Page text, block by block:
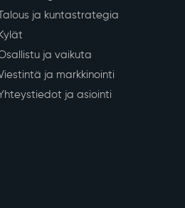
Talous ja kuntastrategia
Kylät
ja vaikuta
ja markkinointi
ja asiointi